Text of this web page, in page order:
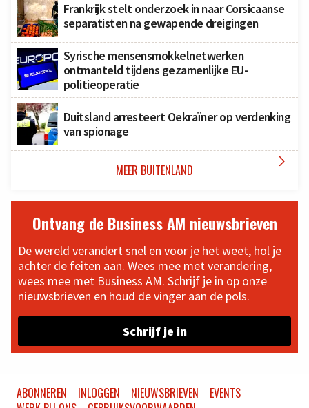
Frankrijk stelt onderzoek in naar Corsicaanse
separatisten na gewapende dreigingen
Syrische mensensmokkelnetwerken
ontmanteld tijdens gezamenlijke EU-
politieoperatie
Duitsland arresteert Oekraïner op verdenking
van spionage
MEER BUITENLAND 
Ontvang de Business AM nieuwsbrieven
De wereld verandert snel en voor je het weet, hol je
achter de feiten aan. Wees mee met verandering,
wees mee met Business AM. Schrijf je in op onze
nieuwsbrieven en houd de vinger aan de pols.
Schrijf je in
ABONNEREN INLOGGEN NIEUWSBRIEVEN
EVENTS